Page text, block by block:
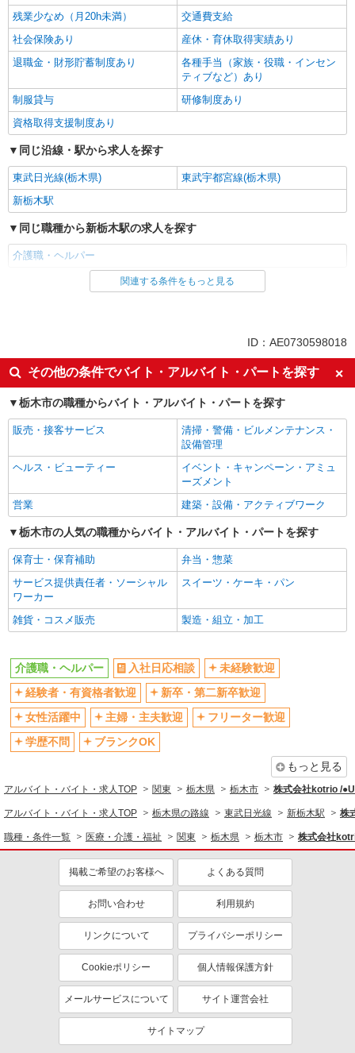
残業少なめ（月20h未満）
交通費支給
社会保険あり
産休・育休取得実績あり
退職金・財形貯蓄制度あり
各種手当（家族・役職・インセン
ティブなど）あり
制服貸与
研修制度あり
資格取得支援制度あり
同じ沿線・駅から求人を探す
東武日光線(栃木県)
東武宇都宮線(栃木県)
新栃木駅
同じ職種から新栃木駅の求人を探す
介護職・ヘルパー
同じ雇用形態から新栃木駅の求人を探す
入社日応相談
未経験歓迎
経験者・有資格者歓迎
新卒・第二新卒歓迎
女性活躍中
主婦・主夫歓迎
フリーター歓迎
学歴不問
ブランクOK
ミドル（40代～）活躍中
シニア（60代～）活躍中
高収入・高額
ボーナス・賞与あり
昇給あり
完全週休2日制
フルタイム歓迎
禁煙・分煙
駅直結・駅チカ
車通勤OK
バイク通勤OK
残業少なめ（月20h未満）
交通費支給
退職金・財形貯蓄制度あり
各種手当（家族・役職・インセン
ティブなど）あり
制服貸与
研修制度あり
資格取得支援制度あり
同じ職種から求人を探す
同じ特徴から求人を探す
未経験歓迎
ミドル（40代～）活躍中
ボーナス・賞与あり
社会保険あり
関連する条件をもっと見る
ID：AE0730598018
その他の条件でバイト・アルバイト・パートを探す
栃木市の職種からバイト・アルバイト・パートを探す
販売・接客サービス
清掃・警備・ビルメンテナンス・
設備管理
ヘルス・ビューティー
イベント・キャンペーン・アミュ
ーズメント
営業
建築・設備・アクティブワーク
栃木市の人気の職種からバイト・アルバイト・パートを探す
保育士・保育補助
弁当・惣菜
サービス提供責任者・ソーシャル
ワーカー
スイーツ・ケーキ・パン
雑貨・コスメ販売 製造・組立・加工
介護職・ヘルパー 入社日応相談
未経験歓迎
経験者・有資格者歓迎
新卒・第二新卒歓迎
女性活躍中
主婦・主夫歓迎
フリーター歓迎
学歴不問
ブランクOK
もっと見る
アルバイト・バイト・求人TOP 関東 栃木県 栃木市 株式会社kotrio /
アルバイト・バイト・求人TOP 栃木県の路線 東武日光線 新栃木駅 株
職種・条件一覧 医療・介護・福祉 関東 栃木県 栃木市 株式会社
掲載ご希望のお客様へ よくある質問
お問い合わせ 利用規約
リンクについて プライバシーポリシー
Cookieポリシー 個人情報保護方針
メールサービスについて サイト運営会社
サイトマップ